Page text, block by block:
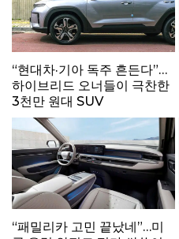
“현대차·기아 독주 흔든다”…
하이브리드 오너들이 극찬한
3천만 원대 SUV
“패밀리카 고민 끝났네”…미